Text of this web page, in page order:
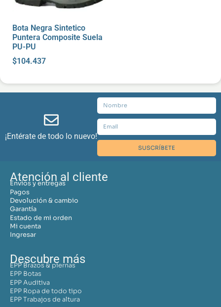
Bota Negra Sintetico
Puntera Composite Suela
PU-PU
$104.437
¡Entérate de todo lo nuevo!
SUSCRÍBETE
Atención al cliente
Envíos y entregas
Pagos
Devolución & cambio
Garantía
Estado de mi orden
Mi cuenta
Ingresar
Descubre más
EPP Brazos & piernas
EPP Botas
EPP Auditiva
EPP Ropa de todo tipo
EPP Trabajos de altura